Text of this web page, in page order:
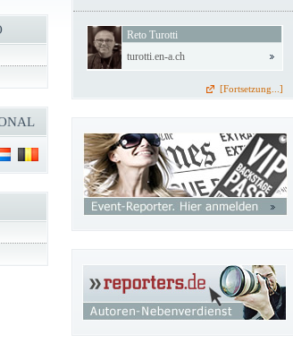
Reto Turotti
turotti.en-a.ch
[Fortsetzung...]